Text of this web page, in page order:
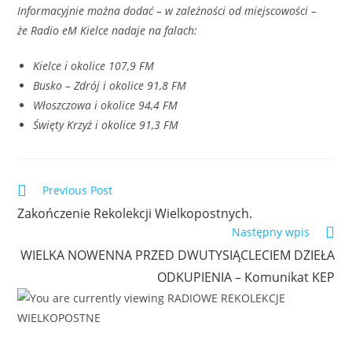
Informacyjnie można dodać – w zależności od miejscowości –
że Radio eM Kielce nadaje na falach:
Kielce i okolice 107,9 FM
Busko – Zdrój i okolice 91,8 FM
Włoszczowa i okolice 94,4 FM
Święty Krzyż i okolice 91,3 FM
Previous Post
Zakończenie Rekolekcji Wielkopostnych.
Następny wpis
WIELKA NOWENNA PRZED DWUTYSIĄCLECIEM DZIEŁA
ODKUPIENIA – Komunikat KEP